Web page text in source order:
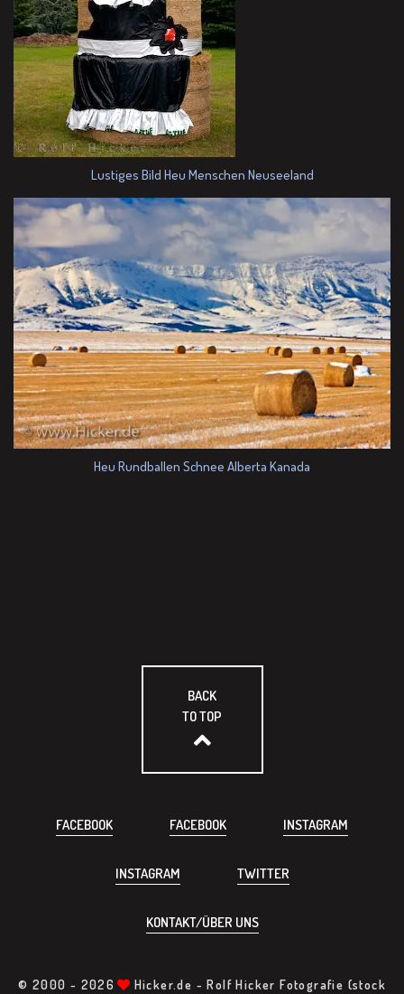
Lustiges Bild Heu Menschen Neuseeland
Heu Rundballen Schnee Alberta Kanada
BACK
TO TOP
FACEBOOK FACEBOOK INSTAGRAM
INSTAGRAM TWITTER
KONTAKT/ÜBER UNS
© 2000 - 2026 Hicker.de - Rolf Hicker Fotografie (stock